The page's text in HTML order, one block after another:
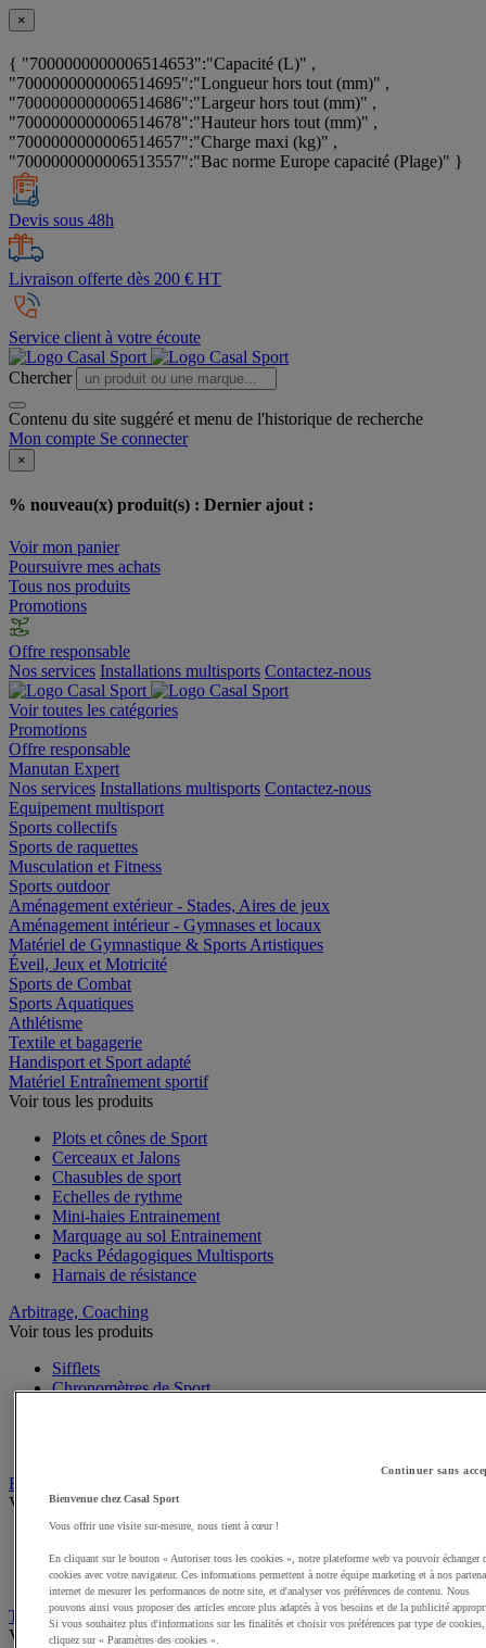
×
{ "7000000000006514653":"Capacité (L)" ,
"7000000000006514695":"Longueur hors tout (mm)" ,
"7000000000006514686":"Largeur hors tout (mm)" ,
"7000000000006514678":"Hauteur hors tout (mm)" ,
"7000000000006514657":"Charge maxi (kg)" ,
"7000000000006513557":"Bac norme Europe capacité (Plage)" }
Devis sous 48h
Livraison offerte dès 200 € HT
Service client à votre écoute
Chercher
Contenu du site suggéré et menu de l'historique de recherche
Mon compte Se connecter
×
% nouveau(x) produit(s) : Dernier ajout :
Voir mon panier
Poursuivre mes achats
Tous nos produits
Promotions
Offre responsable
Nos services Installations multisports Contactez-nous
Voir toutes les catégories
Promotions
Offre responsable
Manutan Expert
Nos services Installations multisports Contactez-nous
Equipement multisport
Sports collectifs
Sports de raquettes
Musculation et Fitness
Sports outdoor
Aménagement extérieur - Stades, Aires de jeux
Aménagement intérieur - Gymnases et locaux
Matériel de Gymnastique & Sports Artistiques
Éveil, Jeux et Motricité
Sports de Combat
Sports Aquatiques
Athlétisme
Textile et bagagerie
Handisport et Sport adapté
Matériel Entraînement sportif
Voir tous les produits
Plots et cônes de Sport
Cerceaux et Jalons
Chasubles de sport
Echelles de rythme
Mini-haies Entrainement
Marquage au sol Entrainement
Packs Pédagogiques Multisports
Harnais de résistance
Arbitrage, Coaching
Voir tous les produits
Sifflets
Chronomètres de Sport
Récompenses sportives
Voir tous les produits
Médailles, Rubans
Podiums de sport
Transport et Rangement
Voir tous les produits
Continuer sans
Bienvenue chez Casal Sport
Vous offrir une visite sur-mesure, nous tient à cœur !
En cliquant sur le bouton « Autoriser tous les cookies », notre plateforme web va pouvoir échanger
cookies avec votre navigateur. Ces informations permettent à notre équipe marketing et à nos
internet de mesurer les performances de notre site, et d'analyser vos préférences de contenu. Nous
pouvons ainsi vous proposer des articles encore plus adaptés à vos besoins et de la publicité
Si vous souhaitez plus d'informations sur les finalités et choisir vos préférences par type de cookies,
cliquez sur « Paramètres des cookies ».